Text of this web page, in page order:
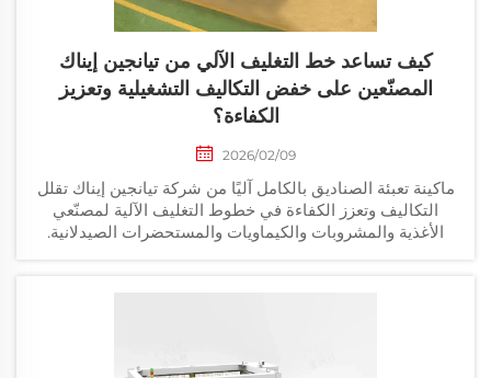
كيف تساعد خط التغليف الآلي من تيانجين إيناك
المصنّعين على خفض التكاليف التشغيلية وتعزيز
الكفاءة؟
2026/02/09
ماكينة تعبئة الصناديق بالكامل آليًا من شركة تيانجين إيناك تقلل
التكاليف وتعزز الكفاءة في خطوط التغليف الآلية لمصنّعي
الأغذية والمشروبات والكيماويات والمستحضرات الصيدلانية.